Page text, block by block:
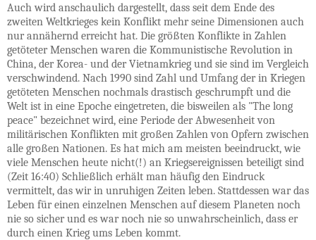
Auch wird anschaulich dargestellt, dass seit dem Ende des
zweiten Weltkrieges kein Konflikt mehr seine Dimensionen auch
nur annähernd erreicht hat. Die größten Konflikte in Zahlen
getöteter Menschen waren die Kommunistische Revolution in
China, der Korea- und der Vietnamkrieg und sie sind im Vergleich
verschwindend. Nach 1990 sind Zahl und Umfang der in Kriegen
getöteten Menschen nochmals drastisch geschrumpft und die
Welt ist in eine Epoche eingetreten, die bisweilen als "The long
peace" bezeichnet wird, eine Periode der Abwesenheit von
militärischen Konflikten mit großen Zahlen von Opfern zwischen
alle großen Nationen. Es hat mich am meisten beeindruckt, wie
viele Menschen heute nicht(!) an Kriegsereignissen beteiligt sind
(Zeit 16:40) Schließlich erhält man häufig den Eindruck
vermittelt, das wir in unruhigen Zeiten leben. Stattdessen war das
Leben für einen einzelnen Menschen auf diesem Planeten noch
nie so sicher und es war noch nie so unwahrscheinlich, dass er
durch einen Krieg ums Leben kommt.